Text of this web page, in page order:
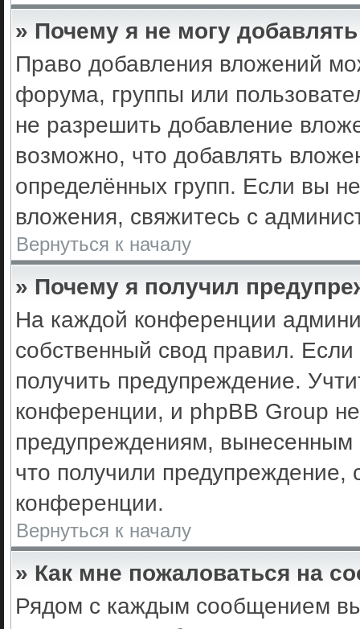
» Почему я не могу
Право добавления вложений
форума, группы или
не разрешить добавление
возможно, что добавлять
определённых групп. Если вы
вложения, свяжитесь с
Вернуться к началу
» Почему я получил
На каждой конференции
собственный свод правил.
получить предупреждение.
конференции, и phpBB Group
предупреждениям, вынесенным
что получили предупреждение,
конференции.
Вернуться к началу
» Как мне пожаловаться на
Рядом с каждым сообщением вы